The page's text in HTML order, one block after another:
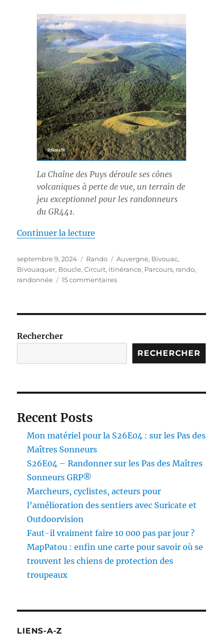
La Chaîne des Puys déroule ses cônes
volcaniques à perte de vue, un terrain de
jeu exceptionnel pour les randonneurs
du GR441.
Continuer la lecture
Publié
le
septembre 9, 2024 Catégories
Rando Étiquettes
Auvergne, Bivouac,
Bivouaquer, Boucle,Circuit, itinérance, Parcours, rando,
randonnée
15 commentairessur
Puys
d’Auvergne
GR441
Rechercher
RECHERCHER
Recent Posts
Mon matériel pour la S26E04 : sur les Pas des
Maîtres Sonneurs
S26E04 – Randonner sur les Pas des Maîtres
Sonneurs GRP®
Marcheurs, cyclistes, acteurs pour
l’amélioration des sentiers avec Suricate et
Outdoorvision
Faut-il vraiment faire 10 000 pas par jour ?
MapPatou : enfin une carte pour savoir où se
trouvent les chiens de protection des
troupeaux
LIENS-A-Z